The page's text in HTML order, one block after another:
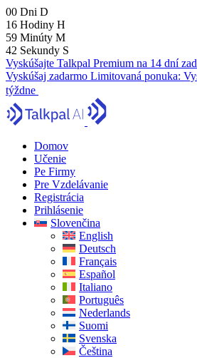
00 Dni D
16 Hodiny H
59 Minúty M
41 Sekundy S
Vyskúšajte Talkpal Premium na 14 dní
Vyskúšaj zadarmo Limitovaná ponuka:
týždne
Domov
Učenie
Pe Firmy
Pre Vzdelávanie
Registrácia
Prihlásenie
Slovenčina
English
Deutsch
Français
Español
Italiano
Português
Nederlands
Suomi
Svenska
Čeština